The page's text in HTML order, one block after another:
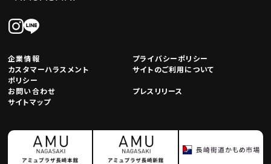
企業情報
プライバシーポリシー
カスタマーハラスメント
ポリシー
サイトのご利用について
お問い合わせ
プレスリリース
サイトマップ